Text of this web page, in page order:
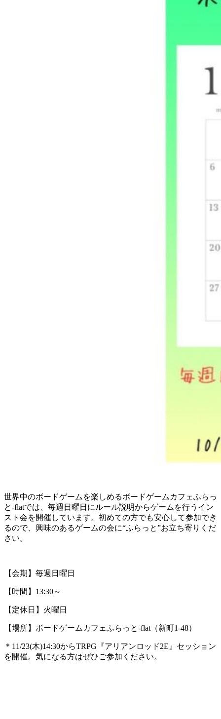
世界中のボードゲームを楽しめるボードゲームカフェふらっ
と-flatでは、毎週日曜日にルール説明からゲームを行うイン
スト会を開催しています。初めての方でも安心して参加でき
るので、興味のあるゲームの会に“ふらっと”お立ち寄りくだ
さい。
【会期】毎週日曜日
【時間】13:30～
【定休日】火曜日
【場所】ボードゲームカフェふらっと-flat（新町1-48）
＊11/23(木)14:30からTRPG『アリアンロッド2E』セッション
を開催。気になる方はぜひご参加ください。